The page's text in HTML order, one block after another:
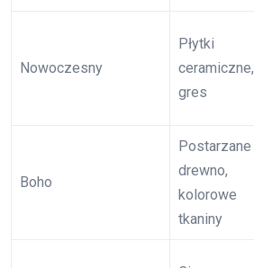
Nowoczesny
Płytki
ceramiczne,
gres
Boho
Postarzane
drewno,
kolorowe
tkaniny